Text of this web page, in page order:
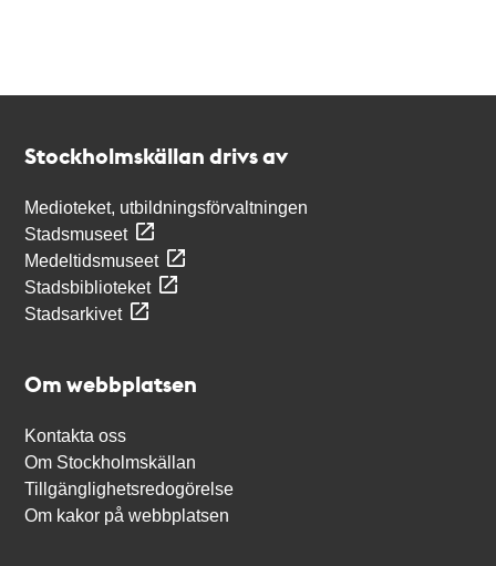
Stockholmskällan drivs av
Medioteket, utbildningsförvaltningen
Stadsmuseet
Medeltidsmuseet
Stadsbiblioteket
Stadsarkivet
Om webbplatsen
Kontakta oss
Om Stockholmskällan
Tillgänglighetsredogörelse
Om kakor på webbplatsen